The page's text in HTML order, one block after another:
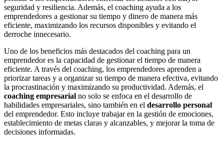
seguridad y resiliencia. Además, el coaching ayuda a los
emprendedores a gestionar su tiempo y dinero de manera más
eficiente, maximizando los recursos disponibles y evitando el
derroche innecesario.
Uno de los beneficios más destacados del coaching para un
emprendedor es la capacidad de gestionar el tiempo de manera
eficiente. A través del coaching, los emprendedores aprenden a
priorizar tareas y a organizar su tiempo de manera efectiva, evitando
la procrastinación y maximizando su productividad. Además, el
coaching empresarial no solo se enfoca en el desarrollo de
habilidades empresariales, sino también en el desarrollo personal
del emprendedor. Esto incluye trabajar en la gestión de emociones,
establecimiento de metas claras y alcanzables, y mejorar la toma de
decisiones informadas.